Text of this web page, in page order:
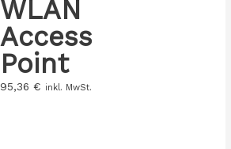
WLAN
Access
Point
95,36 € inkl. MwSt.